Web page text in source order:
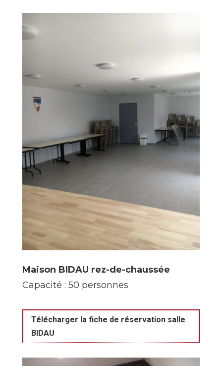
Maison BIDAU rez-de-chaussée
Capacité : 50 personnes
Télécharger la fiche de réservation salle
BIDAU